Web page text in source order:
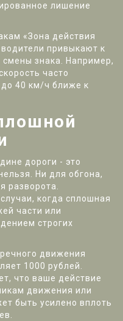
лишение
«Зона действия
привыкают к
знака. Например,
часто
40 км/ч ближе к
дороги - это
Ни для обгона,
разворота.
когда сплошная
части или
строгих
движения
1000 рублей.
что ваше действие
движения или
быть усилено вплоть